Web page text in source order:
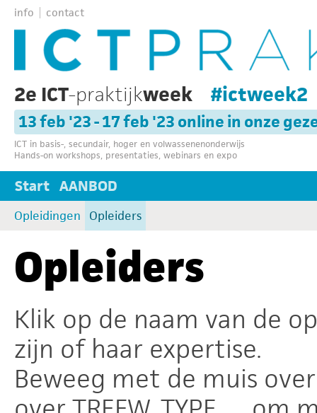
info contact
2e ICT-praktijkweek #ictweek2
13 feb '23 - 17 feb '23 online in onze
ICT in basis-, secundair, hoger en volwassenenonderwijs
Hands-on workshops, presentaties, webinars en expo
Start AANBOD
Opleidingen Opleiders
Opleiders
Klik op de naam van de
zijn of haar expertise.
Beweeg met de muis